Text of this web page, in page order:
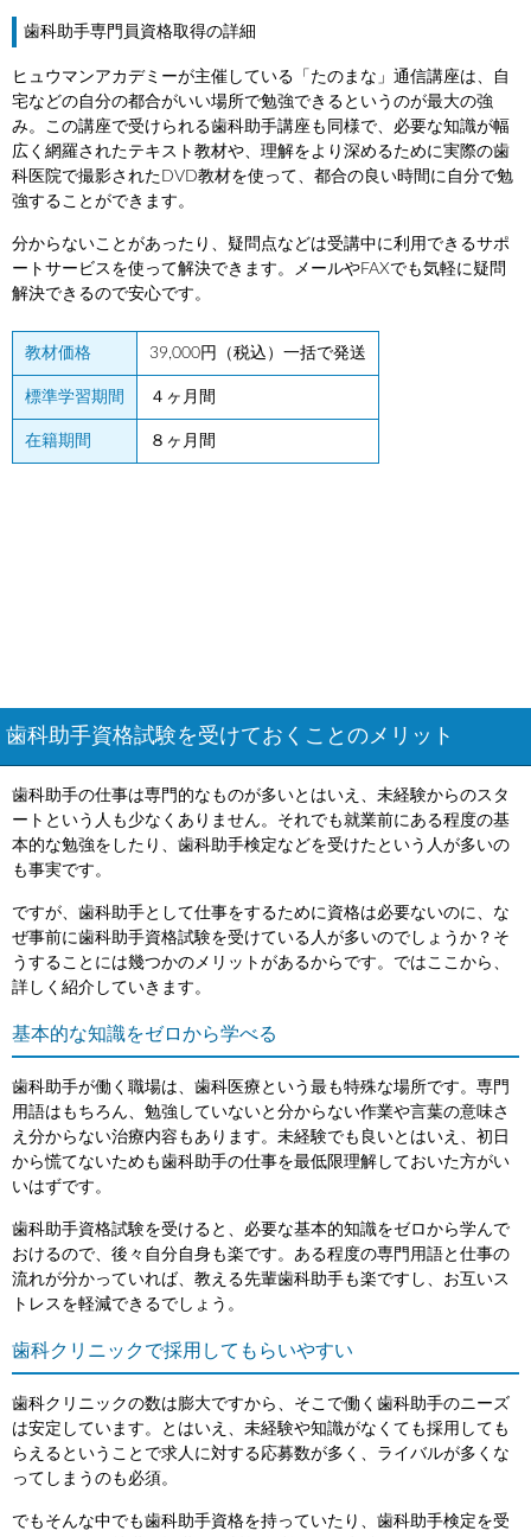
歯科助手専門員資格取得の詳細
ヒュウマンアカデミーが主催している「たのまな」通信講座は、自
宅などの自分の都合がいい場所で勉強できるというのが最大の強
み。この講座で受けられる歯科助手講座も同様で、必要な知識が幅
広く網羅されたテキスト教材や、理解をより深めるために実際の歯
科医院で撮影されたDVD教材を使って、都合の良い時間に自分で勉
強することができます。
分からないことがあったり、疑問点などは受講中に利用できるサポ
ートサービスを使って解決できます。メールやFAXでも気軽に疑問
解決できるので安心です。
教材価格 39,000円（税込）一括で発送
標準学習期間 ４ヶ月間
在籍期間 ８ヶ月間
歯科助手資格試験を受けておくことのメリット
歯科助手の仕事は専門的なものが多いとはいえ、未経験からのスタ
ートという人も少なくありません。それでも就業前にある程度の基
本的な勉強をしたり、歯科助手検定などを受けたという人が多いの
も事実です。
ですが、歯科助手として仕事をするために資格は必要ないのに、な
ぜ事前に歯科助手資格試験を受けている人が多いのでしょうか？そ
うすることには幾つかのメリットがあるからです。ではここから、
詳しく紹介していきます。
基本的な知識をゼロから学べる
歯科助手が働く職場は、歯科医療という最も特殊な場所です。専門
用語はもちろん、勉強していないと分からない作業や言葉の意味さ
え分からない治療内容もあります。未経験でも良いとはいえ、初日
から慌てないためも歯科助手の仕事を最低限理解しておいた方がい
いはずです。
歯科助手資格試験を受けると、必要な基本的知識をゼロから学んで
おけるので、後々自分自身も楽です。ある程度の専門用語と仕事の
流れが分かっていれば、教える先輩歯科助手も楽ですし、お互いス
トレスを軽減できるでしょう。
歯科クリニックで採用してもらいやすい
歯科クリニックの数は膨大ですから、そこで働く歯科助手のニーズ
は安定しています。とはいえ、未経験や知識がなくても採用しても
らえるということで求人に対する応募数が多く、ライバルが多くな
ってしまうのも必須。
でもそんな中でも歯科助手資格を持っていたり、歯科助手検定を受